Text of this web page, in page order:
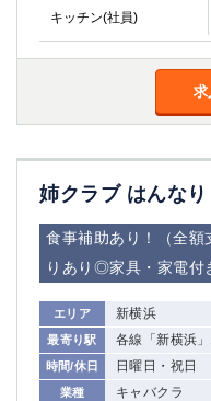
キッチン(社員)
求
姉クラブ はんなり
食事補助あり！（全額
りあり◎家具・家電付
エリア 新横浜
最寄り駅 各線「新横浜
時間/休日 日曜日・祝日
業種 キャバクラ